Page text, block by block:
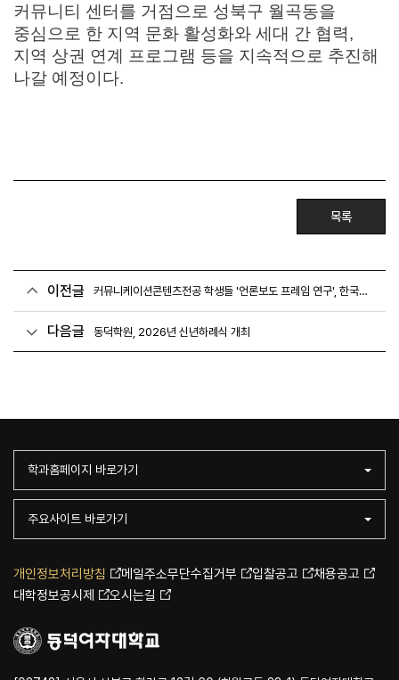
커뮤니티 센터를 거점으로 성북구 월곡동을
중심으로 한 지역 문화 활성화와 세대 간 협력,
지역 상권 연계 프로그램 등을 지속적으로 추진해
나갈 예정이다.
목록
이전글 커뮤니케이션콘텐츠전공 학생들 '언론보도 프레임 연구', 한국연구재단 등재학술지 논문 게재
다음글 동덕학원, 2026년 신년하례식 개최
개인정보처리방침 메일주소무단수집거부 입찰공고
채용공고
대학정보공시제
오시는길
주요사이트 바로가기
학과홈페이지 바로가기